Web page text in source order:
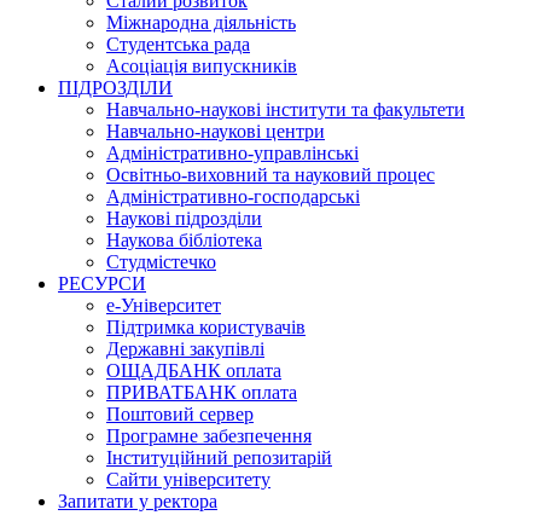
Міжнародна діяльність
Студентська рада
Асоціація випускників
ПІДРОЗДІЛИ
Навчально-наукові інститути та факультети
Навчально-наукові центри
Адміністративно-управлінські
Освітньо-виховний та науковий процес
Адміністративно-господарські
Наукові підрозділи
Наукова бібліотека
Студмістечко
РЕСУРСИ
е-Університет
Підтримка користувачів
Державні закупівлі
ОЩАДБАНК оплата
ПРИВАТБАНК оплата
Поштовий сервер
Програмне забезпечення
Інституційний репозитарій
Сайти університету
Запитати у ректора